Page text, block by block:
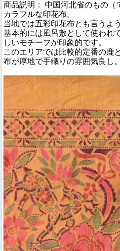
商品説明： 中国河北省のもの（
カラフルな印花布。
当地では五彩印花布とも言うよ
基本的には風呂敷として使われ
しいモチーフが印象的です。
このエリアでは比較的定番の鹿
布が厚地で手織りの雰囲気良し。